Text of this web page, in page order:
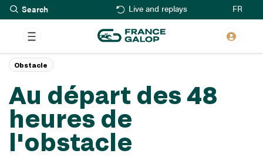
Skip
to
main
content
Live and replays FR
Au départ des 48
heures de
l'obstacle
Obstacle